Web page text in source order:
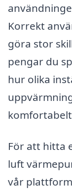
Korrekt
göra stor
pengar du
hur olika
För att hitta
luft
vår